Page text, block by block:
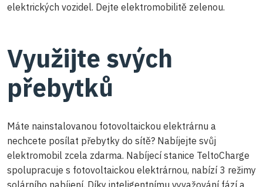
elektrických vozidel. Dejte elektromobilitě zelenou.
Využijte svých
přebytků
Máte nainstalovanou fotovoltaickou elektrárnu a
nechcete posílat přebytky do sítě? Nabíjejte svůj
elektromobil zcela zdarma. Nabíjecí stanice TeltoCharge
spolupracuje s fotovoltaickou elektrárnou, nabízí 3 režimy
solárního nabíjení. Díky inteligentnímu vyvažování fází a